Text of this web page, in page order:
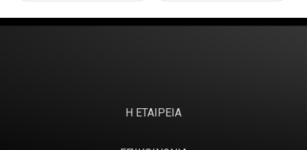
Η ΕΤΑΙΡΕΙΑ